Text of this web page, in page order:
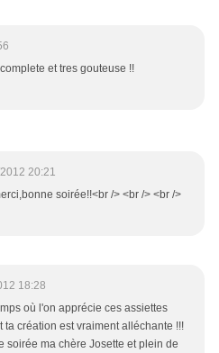
et tres gouteuse !!
20:21
soirée!!<br /> <br /> <br />
18:28
où l'on apprécie ces assiettes
ta création est vraiment alléchante !!!
soirée ma chère Josette et plein de